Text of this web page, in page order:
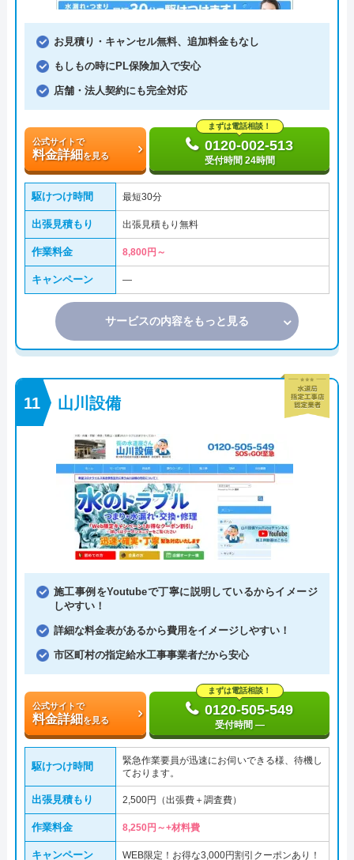
お見積り・キャンセル無料、追加料金もなし
もしもの時にPL保険加入で安心
店舗・法人契約にも完全対応
公式サイトで
料金詳細を見る
まずは電話相談！
0120-002-513
受付時間 24時間
駆けつけ時間 最短30分
出張見積もり 出張見積もり無料
作業料金 8,800円～
キャンペーン ―
サービスの内容をもっと見る
山川設備
施工事例をYoutubeで丁寧に説明しているからイメージ
しやすい！
詳細な料金表があるから費用をイメージしやすい！
市区町村の指定給水工事事業者だから安心
公式サイトで
料金詳細を見る
まずは電話相談！
0120-505-549
受付時間 ―
駆けつけ時間
緊急作業要員が迅速にお伺いできる様、待機し
ております。
出張見積もり 2,500円（出張費＋調査費）
作業料金 8,250円～+材料費
キャンペーン WEB限定！お得な3,000円割引クーポンあり！